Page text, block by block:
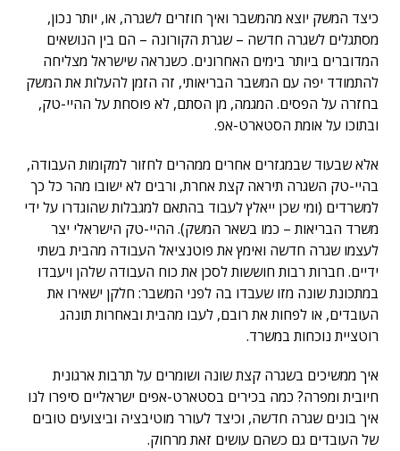
כיצד המשק יוצא מהמשבר ואיך חוזרים לשגרה, או, יותר נכון,
מסתגלים לשגרה חדשה – שגרת הקורונה – הם בין הנושאים
המדוברים ביותר בימים האחרונים. כשנראה שישראל מצליחה
להתמודד יפה עם המשבר הבריאותי, זה הזמן להעלות את המשק
בחזרה על הפסים. המגמה, מן הסתם, לא פוסחת על ההיי-טק,
ובתוכו על אומת הסטארט-אפ.
אלא שבעוד שבמגזרים אחרים ממהרים לחזור למקומות העבודה,
בהיי-טק השגרה תיראה קצת אחרת, ורבים לא ישובו מהר כל כך
למשרדים (ומי שכן ייאלץ לעבוד בהתאם למגבלות שהוגדרו על ידי
משרד הבריאות – כמו בשאר המשק). ההיי-טק הישראלי יצר
לעצמו שגרה חדשה ואימץ את פוטנציאל העבודה מהבית בשתי
ידיים. חברות רבות חוששות לסכן את כוח העבודה שלהן ויעבדו
במתכונת שונה מזו שעבדו בה לפני המשבר: חלקן ישאירו את
העובדים, או לפחות את רובם, לעבו מהבית ובאחרות תונהג
רוטציית נוכחות במשרד.
איך ממשיכים בשגרה קצת שונה ושומרים על תרבות ארגונית
חיובית ומפרה? כמה בכירים בסטארט-אפים ישראליים סיפרו לנו
איך בונים שגרה חדשה, וכיצד לעורר מוטיבציה וביצועים טובים
של העובדים גם כשהם עושים זאת מרחוק.